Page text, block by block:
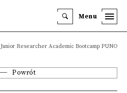
Menu
Junior Researcher Academic Bootcamp PUNO
Powrót